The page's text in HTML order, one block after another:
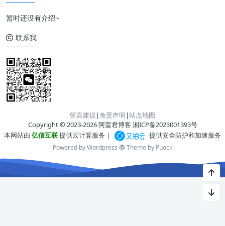
暂时还没有介绍~
联系我
留言建议 |免责声明 |站点地图
Copyright © 2023-2026 阿蛮君博客 湘ICP备2023001393号
本网站由 亿信互联提供云计算服务 | 提供安全防护和加速服务
Powered by Wordpress Theme by Puock